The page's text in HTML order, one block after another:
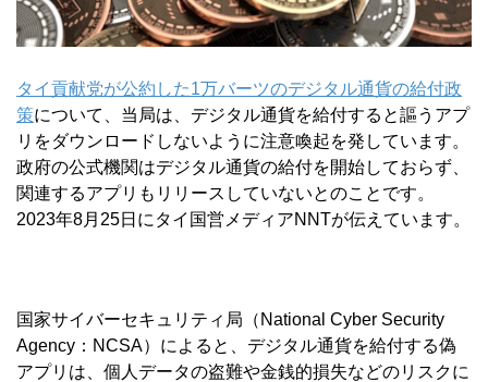
タイ貢献党が公約した1万バーツのデジタル通貨の給付政
策について、当局は、デジタル通貨を給付すると謳うアプ
リをダウンロードしないように注意喚起を発しています。
政府の公式機関はデジタル通貨の給付を開始しておらず、
関連するアプリもリリースしていないとのことです。
2023年8月25日にタイ国営メディアNNTが伝えています。
国家サイバーセキュリティ局（National Cyber Security
Agency：NCSA）によると、デジタル通貨を給付する偽
アプリは、個人データの盗難や金銭的損失などのリスクに